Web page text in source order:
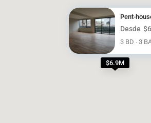
$6.9M
Pent-
Desde
3 BD · 3